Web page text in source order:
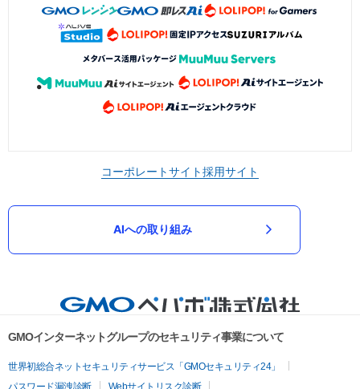
コーポレートサイト採用サイト
AIへの取り組み
GMOインターネットグループのセキュリティ事業について
世界初総合ネットセキュリティサービス「GMOセキュリティ24」
パスワード漏洩診断
Webサイトリスク診断